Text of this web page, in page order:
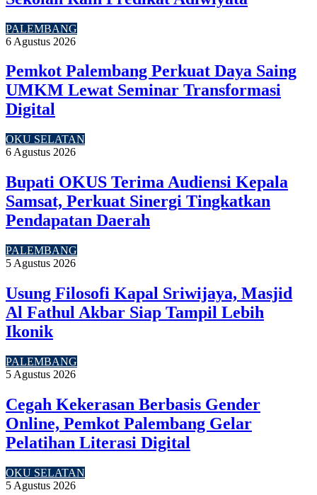
PALEMBANG
6 Agustus 2026
Pemkot Palembang Perkuat Daya Saing
UMKM Lewat Seminar Transformasi
Digital
OKU SELATAN
6 Agustus 2026
Bupati OKUS Terima Audiensi Kepala
Samsat, Perkuat Sinergi Tingkatkan
Pendapatan Daerah
PALEMBANG
5 Agustus 2026
Usung Filosofi Kapal Sriwijaya, Masjid
Al Fathul Akbar Siap Tampil Lebih
Ikonik
PALEMBANG
5 Agustus 2026
Cegah Kekerasan Berbasis Gender
Online, Pemkot Palembang Gelar
Pelatihan Literasi Digital
OKU SELATAN
5 Agustus 2026